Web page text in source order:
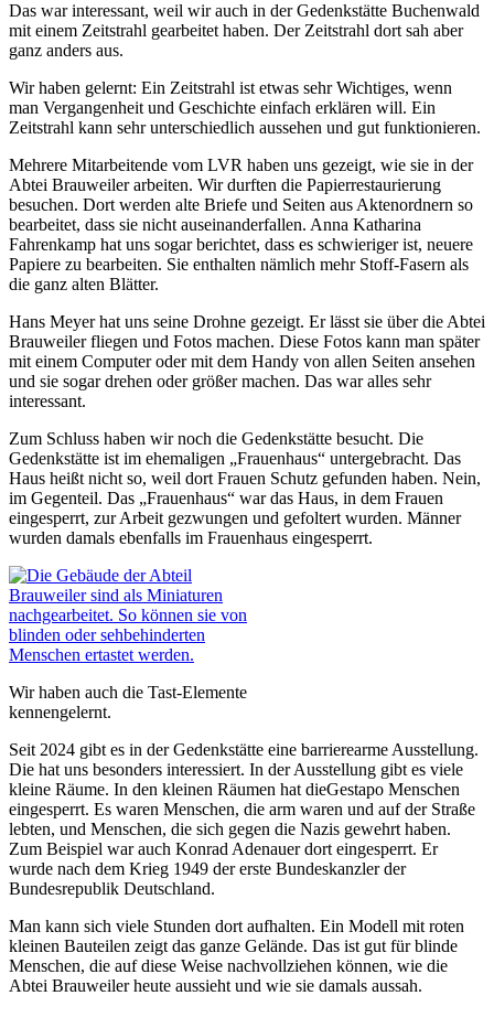
Das war interessant, weil wir auch in der Gedenkstätte Buchenwald
mit einem Zeitstrahl gearbeitet haben. Der Zeitstrahl dort sah aber
ganz anders aus.
Wir haben gelernt: Ein Zeitstrahl ist etwas sehr Wichtiges, wenn
man Vergangenheit und Geschichte einfach erklären will. Ein
Zeitstrahl kann sehr unterschiedlich aussehen und gut funktionieren.
Mehrere Mitarbeitende vom LVR haben uns gezeigt, wie sie in der
Abtei Brauweiler arbeiten. Wir durften die Papierrestaurierung
besuchen. Dort werden alte Briefe und Seiten aus Aktenordnern so
bearbeitet, dass sie nicht auseinanderfallen. Anna Katharina
Fahrenkamp hat uns sogar berichtet, dass es schwieriger ist, neuere
Papiere zu bearbeiten. Sie enthalten nämlich mehr Stoff-Fasern als
die ganz alten Blätter.
Hans Meyer hat uns seine Drohne gezeigt. Er lässt sie über die Abtei
Brauweiler fliegen und Fotos machen. Diese Fotos kann man später
mit einem Computer oder mit dem Handy von allen Seiten ansehen
und sie sogar drehen oder größer machen. Das war alles sehr
interessant.
Zum Schluss haben wir noch die Gedenkstätte besucht. Die
Gedenkstätte ist im ehemaligen „Frauenhaus“ untergebracht. Das
Haus heißt nicht so, weil dort Frauen Schutz gefunden haben. Nein,
im Gegenteil. Das „Frauenhaus“ war das Haus, in dem Frauen
eingesperrt, zur Arbeit gezwungen und gefoltert wurden. Männer
wurden damals ebenfalls im Frauenhaus eingesperrt.
Wir haben auch die Tast-Elemente
kennengelernt.
Seit 2024 gibt es in der Gedenkstätte eine barrierearme Ausstellung.
Die hat uns besonders interessiert. In der Ausstellung gibt es viele
kleine Räume. In den kleinen Räumen hat dieGestapo Menschen
eingesperrt. Es waren Menschen, die arm waren und auf der Straße
lebten, und Menschen, die sich gegen die Nazis gewehrt haben.
Zum Beispiel war auch Konrad Adenauer dort eingesperrt. Er
wurde nach dem Krieg 1949 der erste Bundeskanzler der
Bundesrepublik Deutschland.
Man kann sich viele Stunden dort aufhalten. Ein Modell mit roten
kleinen Bauteilen zeigt das ganze Gelände. Das ist gut für blinde
Menschen, die auf diese Weise nachvollziehen können, wie die
Abtei Brauweiler heute aussieht und wie sie damals aussah.